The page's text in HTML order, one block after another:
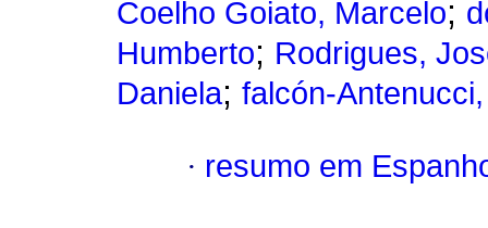
Coelho Goiato, Marcelo;
Humberto; Rodrigues,
Daniela; falcón-
· resumo em